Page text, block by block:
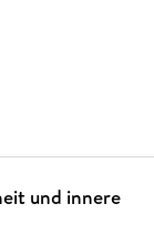
und innere